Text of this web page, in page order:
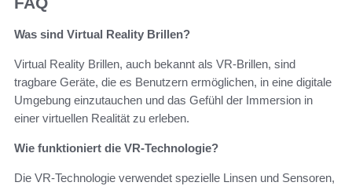
Was sind Virtual Reality Brillen?
Virtual Reality Brillen, auch bekannt als VR-Brillen, sind
tragbare Geräte, die es Benutzern ermöglichen, in eine digitale
Umgebung einzutauchen und das Gefühl der Immersion in
einer virtuellen Realität zu erleben.
Wie funktioniert die VR-Technologie?
Die VR-Technologie verwendet spezielle Linsen und Sensoren,